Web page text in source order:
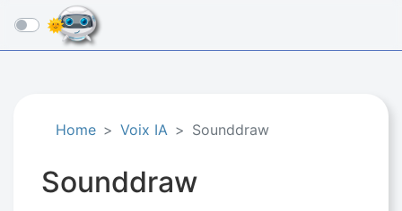
☰
Home Voix IA Sounddraw
Sounddraw